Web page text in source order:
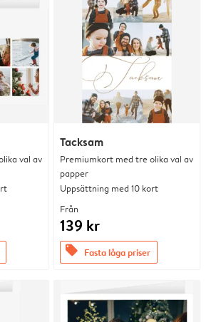
val av
Tacksam
Premiumkort med tre olika val av
papper
Uppsättning med 10 kort
Från
139 kr
offers Fasta låga priser